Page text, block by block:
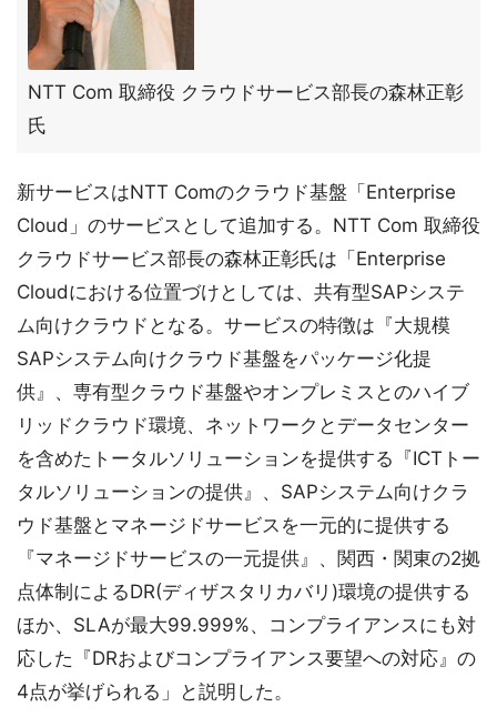
NTT Com 取締役 クラウドサービス部長の森林正彰
氏
新サービスはNTT Comのクラウド基盤「Enterprise
Cloud」のサービスとして追加する。NTT Com 取締役
クラウドサービス部長の森林正彰氏は「Enterprise
Cloudにおける位置づけとしては、共有型SAPシステ
ム向けクラウドとなる。サービスの特徴は『大規模
SAPシステム向けクラウド基盤をパッケージ化提
供』、専有型クラウド基盤やオンプレミスとのハイブ
リッドクラウド環境、ネットワークとデータセンター
を含めたトータルソリューションを提供する『ICTトー
タルソリューションの提供』、SAPシステム向けクラ
ウド基盤とマネージドサービスを一元的に提供する
『マネージドサービスの一元提供』、関西・関東の2拠
点体制によるDR(ディザスタリカバリ)環境の提供する
ほか、SLAが最大99.999%、コンプライアンスにも対
応した『DRおよびコンプライアンス要望への対応』の
4点が挙げられる」と説明した。